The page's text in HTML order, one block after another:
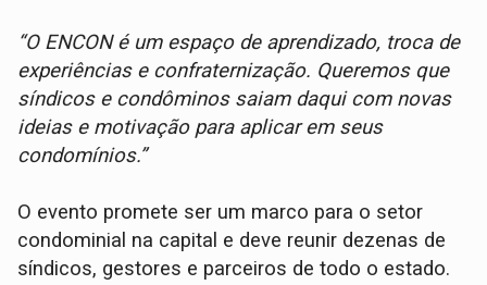
“O ENCON é um espaço de aprendizado, troca de
experiências e confraternização. Queremos que
síndicos e condôminos saiam daqui com novas
ideias e motivação para aplicar em seus
condomínios.”
O evento promete ser um marco para o setor
condominial na capital e deve reunir dezenas de
síndicos, gestores e parceiros de todo o estado.